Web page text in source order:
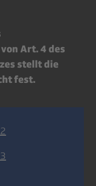
Art. 4 des
stellt die
fest.